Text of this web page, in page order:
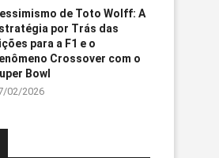
de Toto Wolff: A
por Trás das
para a F1 e o
Crossover com o
Bowl
02/2026